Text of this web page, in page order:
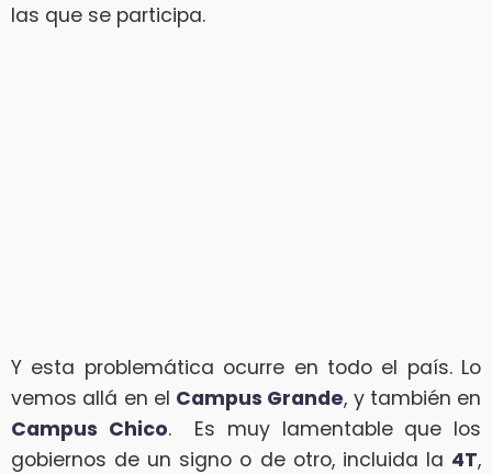
las que se participa.
Y esta problemática ocurre en todo el país. Lo
vemos allá en el Campus Grande, y también en
Campus Chico. Es muy lamentable que los
gobiernos de un signo o de otro, incluida la 4T,